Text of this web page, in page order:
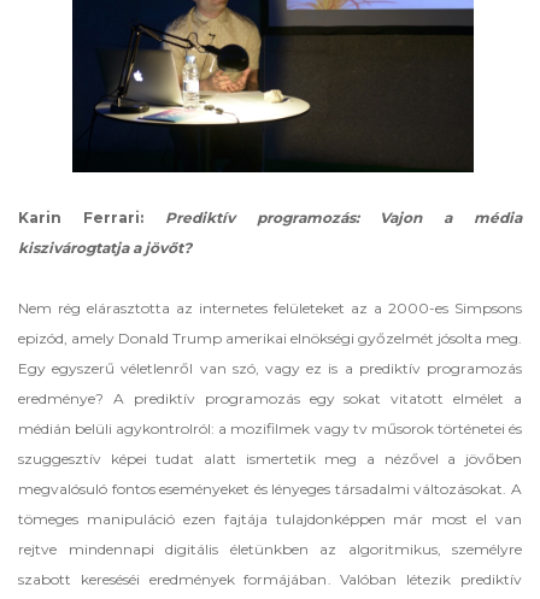
Karin Ferrari: Prediktív programozás: Vajon a média
kiszivárogtatja a jövőt?
Nem rég elárasztotta az internetes felületeket az a 2000-es Simpsons
epizód, amely Donald Trump amerikai elnökségi győzelmét jósolta meg.
Egy egyszerű véletlenről van szó, vagy ez is a prediktív programozás
eredménye? A prediktív programozás egy sokat vitatott elmélet a
médián belüli agykontrolról: a mozifilmek vagy tv műsorok történetei és
szuggesztív képei tudat alatt ismertetik meg a nézővel a jövőben
megvalósuló fontos eseményeket és lényeges társadalmi változásokat. A
tömeges manipuláció ezen fajtája tulajdonképpen már most el van
rejtve mindennapi digitális életünkben az algoritmikus, személyre
szabott kereséséi eredmények formájában. Valóban létezik prediktív